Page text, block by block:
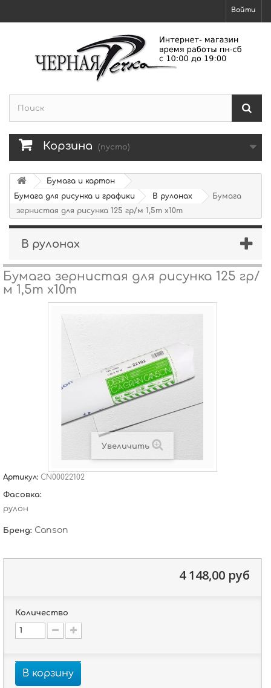
Войти
Корзина (пусто)
Бумага и картон
Бумага для рисунка и графики
В рулонах
Бумага
зернистая для рисунка 125 гр/м 1,5m x10m
В рулонах
Бумага зернистая для рисунка 125 гр/
м 1,5m x10m
Увеличить
Артикул: CN00022102
Фасовка:
рулон
Бренд: Canson
4 148,00 руб
Количество
В корзину